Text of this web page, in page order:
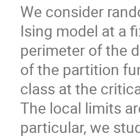
We consider
Ising model at a
perimeter of the
of the partition
class at the
The local limits
particular, we